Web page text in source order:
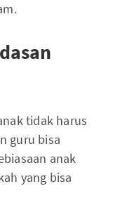
tidak harus
guru bisa
anak
yang bisa